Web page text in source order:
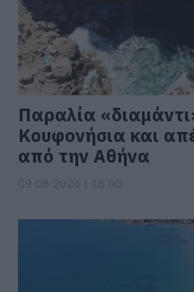
Παραλία
Κουφονήσια και
από την Αθήνα